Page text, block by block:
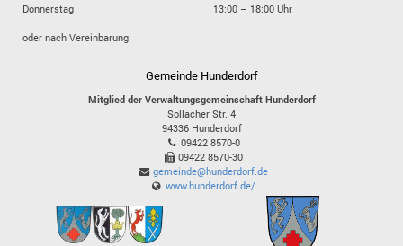
Donnerstag
13:00 – 18:00 Uhr
oder nach Vereinbarung
Gemeinde Hunderdorf
Mitglied der Verwaltungsgemeinschaft Hunderdorf
Sollacher Str. 4
94336 Hunderdorf
09422 8570-0
09422 8570-30
gemeinde@hunderdorf.de
www.hunderdorf.de/